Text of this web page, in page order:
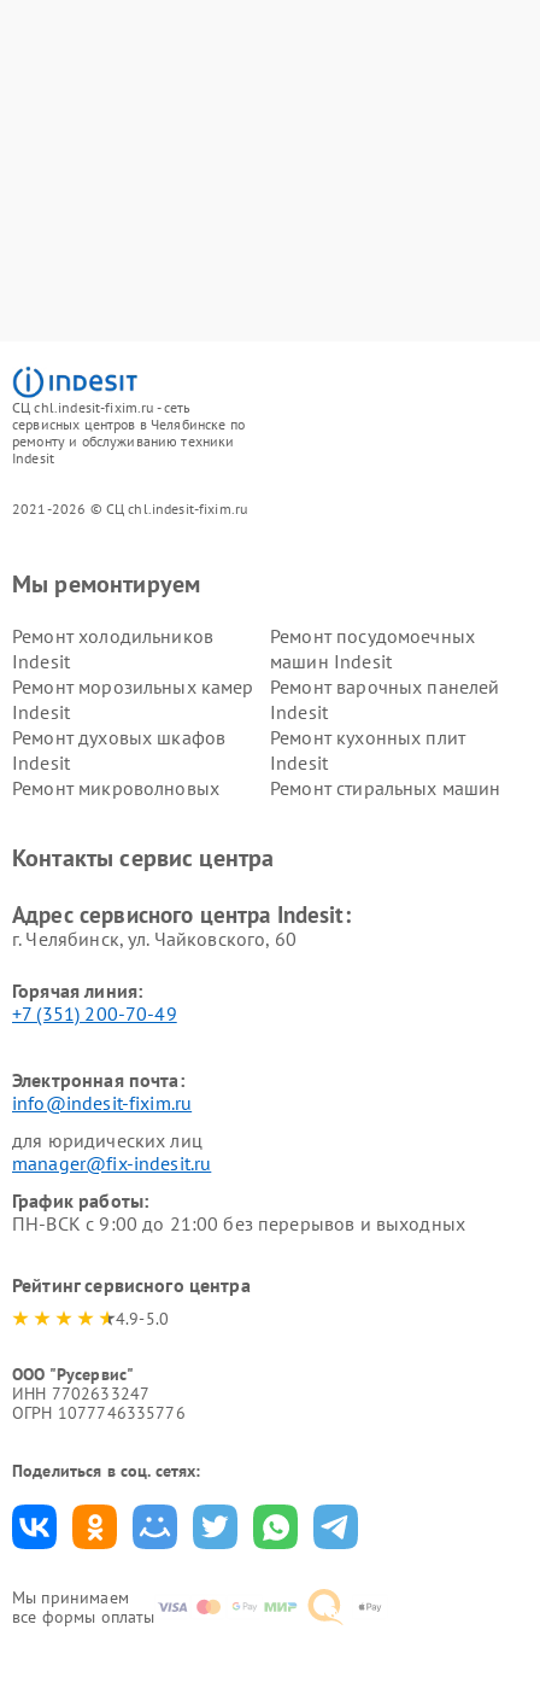
СЦ chl.indesit-fixim.ru - сеть
сервисных центров в Челябинске по
ремонту и обслуживанию техники
Indesit
2021-2026 © СЦ chl.indesit-fixim.ru
Мы принимаем
все формы оплаты
Мы ремонтируем
Ремонт холодильников
Indesit
Ремонт посудомоечных
машин Indesit
Ремонт морозильных камер
Indesit
Ремонт варочных панелей
Indesit
Ремонт духовых шкафов
Indesit
Ремонт кухонных плит
Indesit
Ремонт микроволновых
Ремонт стиральных машин
Indesit
Indesit
Контакты сервис центра
Адрес сервисного центра Indesit:
г. Челябинск, ул. Чайковского, 60
Горячая линия:
+7 (351) 200-70-49
Электронная почта:
info@indesit-fixim.ru
для юридических лиц
manager@fix-indesit.ru
График работы:
ПН-ВСК с 9:00 до 21:00 без перерывов и выходных
Рейтинг сервисного центра
4.9-5.0
ООО "Русервис"
ИНН 7702633247
ОГРН 1077746335776
Поделиться в соц. сетях: